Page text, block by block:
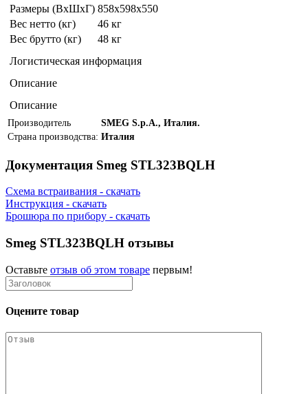
Размеры (ВxШxГ) 858x598x550
Вес нетто (кг)
46 кг
Вес брутто (кг)
48 кг
Логистическая информация
Описание
Описание
Производитель
SMEG S.p.A., Италия.
Страна производства: Италия
Документация Smeg STL323BQLH
Схема встраивания - скачать
Инструкция - скачать
Брошюра по прибору - скачать
Smeg STL323BQLH отзывы
Оставьте отзыв об этом товаре первым!
Оцените товар